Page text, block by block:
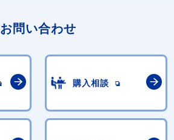
お問い合わせ
購入相談